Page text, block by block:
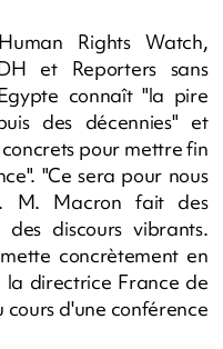
Rights Watch,
et Reporters sans
connaît "la pire
des décennies" et
pour mettre fin
"Ce sera pour nous
M. Macron fait des
discours vibrants.
concrètement en
la directrice France de
d'une conférence